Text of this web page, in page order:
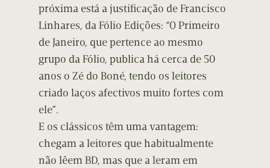
próxima está a justificação de Francisco
Linhares, da Fólio Edições: “O Primeiro
de Janeiro, que pertence ao mesmo
grupo da Fólio, publica há cerca de 50
anos o Zé do Boné, tendo os leitores
criado laços afectivos muito fortes com
ele”.
E os clássicos têm uma vantagem:
chegam a leitores que habitualmente
não lêem BD, mas que a leram em